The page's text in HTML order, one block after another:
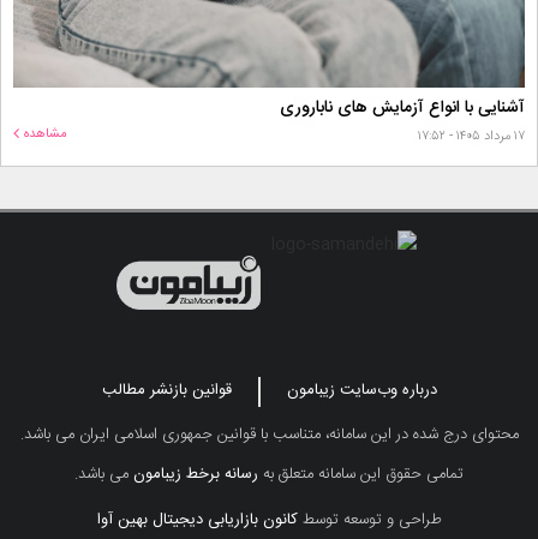
آشنایی با انواع آزمایش های ناباروری
۱۷ مرداد ۱۴۰۵ - ۱۷:۵۲ مشاهده
درباره وب‌سایت زیبامون
قوانین بازنشر مطالب
محتوای درج شده در این سامانه، متناسب با قوانین جمهوری اسلامی ایران می باشد.
تمامی حقوق این سامانه متعلق به رسانه برخط زیبامونمی باشد.
طراحی و توسعه توسطکانون بازاریابی دیجیتال بهین آوا